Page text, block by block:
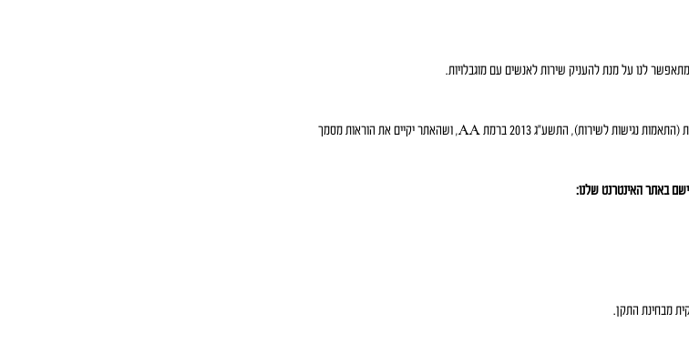
לנו על מנת להעניק שירות לאנשים עם מוגבלויות.
עשינו כמיטב יכולתנו על מנת שהאתר יעמוד בתקנות שוויון זכויות לאנשים עם מוגבלות (התאמות נגישות לשירות), התשע"ג 2013 ברמת AA, ושהאתר יקיים את הוראות מסמך
באתר האינטרנט שלנו: